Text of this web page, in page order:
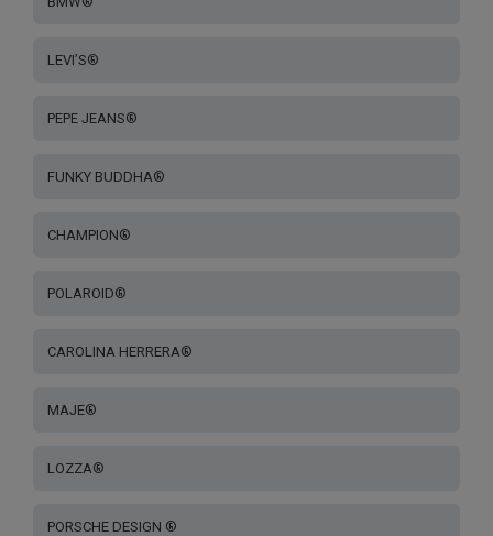
LEVI’S®
PEPE JEANS®
FUNKY BUDDHA®
CHAMPION®
POLAROID®
CAROLINA HERRERA®
MAJE®
LOZZA®
PORSCHE DESIGN ®